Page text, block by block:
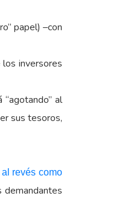
papel) –con
inversores
al
sus tesoros,
revés como